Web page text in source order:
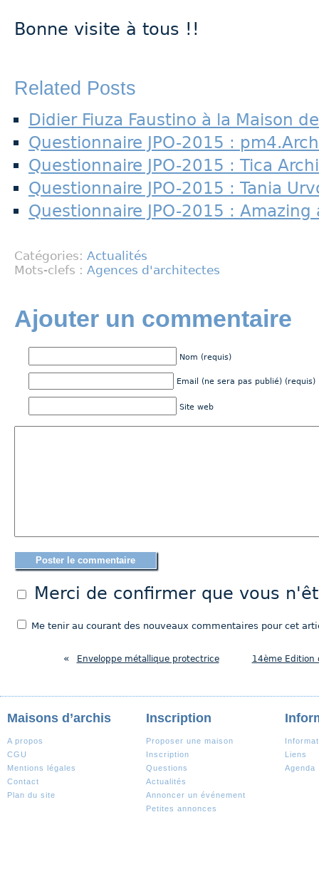
Bonne visite à tous !!
Related Posts
Didier Fiuza Faustino à la Maison
Questionnaire JPO-2015 :
Questionnaire JPO-2015 : Tica
Questionnaire JPO-2015 : Tania
Questionnaire JPO-2015 :
Catégories: Actualités
Mots-clefs : Agences d'architectes
Ajouter un commentaire
Nom (requis)
Email (ne sera pas publié) (requis)
Site web
Merci de confirmer que vous
Me tenir au courant des nouveaux commentaires pour cet
« Enveloppe métallique protectrice 14ème Edition
Maisons d’archis
A propos
CGU
Mentions légales
Contact
Plan du site
Inscription
Proposer une maison
Inscription
Questions
Actualités
Annoncer un événement
Petites annonces
Liens
Agenda